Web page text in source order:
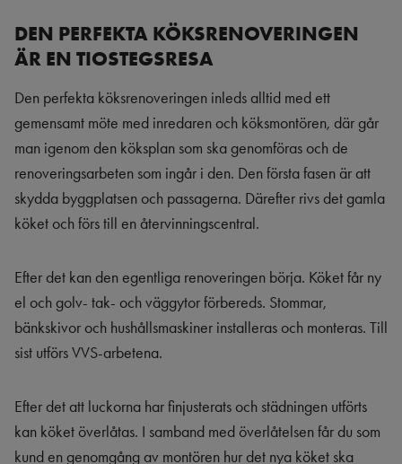
DEN PERFEKTA KÖKSRENOVERINGEN
ÄR EN TIOSTEGSRESA
Den perfekta köksrenoveringen inleds alltid med ett
gemensamt möte med inredaren och köksmontören, där går
man igenom den köksplan som ska genomföras och de
renoveringsarbeten som ingår i den. Den första fasen är att
skydda byggplatsen och passagerna. Därefter rivs det gamla
köket och förs till en återvinningscentral.
Efter det kan den egentliga renoveringen börja. Köket får ny
el och golv- tak- och väggytor förbereds. Stommar,
bänkskivor och hushållsmaskiner installeras och monteras. Till
sist utförs VVS-arbetena.
Efter det att luckorna har finjusterats och städningen utförts
kan köket överlåtas. I samband med överlåtelsen får du som
kund en genomgång av montören hur det nya köket ska